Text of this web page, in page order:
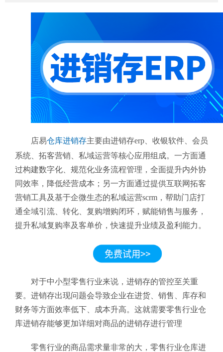
店易仓库进销存主要由进销存erp、收银软件、会员
系统、拓客营销、私域运营等核心应用组成。一方面通
过构建数字化、规范化业务流程管理，全面提升内外协
同效率，降低经营成本；另一方面通过提供互联网拓客
营销工具及基于企微生态的私域运营scrm，帮助门店打
通全域引流、转化、复购增购闭环，赋能销售与服务，
提升私域复购率及客单价，快速提升业绩及盈利能力。
对于中小型零售行业来说，进销存的管控至关重
要。进销存出现问题会导致企业在进货、销售、库存和
财务等方面效率低下、成本升高。这就需要零售行业仓
库进销存能够更加详细对商品的进销存进行管理
零售行业的商品需求量非常的大，零售行业仓库进